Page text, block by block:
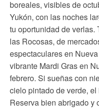
boreales, visibles de
Yukón, con las noches
tu oportunidad de verlas.
las Rocosas, de
espectaculares en
vibrante Mardi Gras en
febrero. Si sueñas con
cielo pintado de verde,
Reserva bien abrigado y